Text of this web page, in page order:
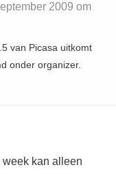
2009 om
van Picasa uitkomt
onder organizer.
kan alleen